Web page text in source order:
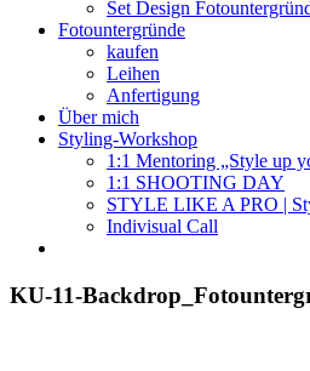
Set Design
Fotountergründe
kaufen
Leihen
Anfertigung
Über mich
Styling-Workshop
1:1 Mentoring „Style up
1:1 SHOOTING DAY
STYLE LIKE A PRO |
Indivisual Call
KU-11-